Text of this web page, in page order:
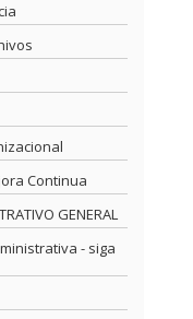
Continua
GENERAL
- siga